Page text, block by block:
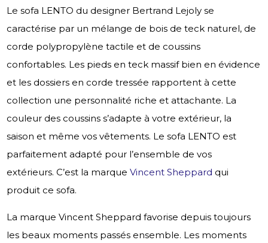
Le sofa LENTO du designer Bertrand Lejoly se
caractérise par un mélange de bois de teck naturel, de
corde polypropylène tactile et de coussins
confortables. Les pieds en teck massif bien en évidence
et les dossiers en corde tressée rapportent à cette
collection une personnalité riche et attachante. La
couleur des coussins s’adapte à votre extérieur, la
saison et même vos vêtements. Le sofa LENTO est
parfaitement adapté pour l’ensemble de vos
extérieurs. C’est la marqueVincent Sheppard qui
produit ce sofa.
La marque Vincent Sheppard favorise depuis toujours
les beaux moments passés ensemble. Les moments